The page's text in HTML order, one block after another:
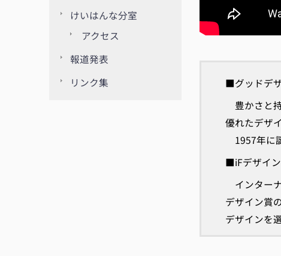
■グッドデ
豊かさと
優れたデザ
1957年に
■iFデザイ
インター
デザイン賞
デザインを
けいはんな分室
アクセス
報道発表
リンク集